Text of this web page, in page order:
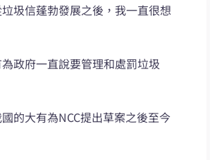
圾信蓬勃發展之後，我一直很想
政府一直說要管理和處罰垃圾
的大有為NCC提出草案之後至今